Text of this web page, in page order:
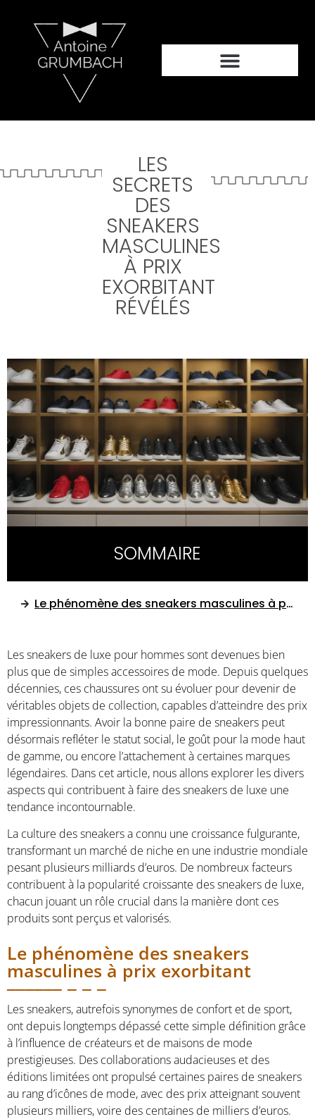
LES
SECRETS
DES
SNEAKERS
MASCULINES
À PRIX
EXORBITANT
RÉVÉLÉS
SOMMAIRE
Le phénomène des sneakers masculines à prix exorbitant
Les sneakers de luxe pour hommes sont devenues bien
plus que de simples accessoires de mode. Depuis quelques
décennies, ces chaussures ont su évoluer pour devenir de
véritables objets de collection, capables d’atteindre des prix
impressionnants. Avoir la bonne paire de sneakers peut
désormais refléter le statut social, le goût pour la mode haut
de gamme, ou encore l’attachement à certaines marques
légendaires. Dans cet article, nous allons explorer les divers
aspects qui contribuent à faire des sneakers de luxe une
tendance incontournable.
La culture des sneakers a connu une croissance fulgurante,
transformant un marché de niche en une industrie mondiale
pesant plusieurs milliards d’euros. De nombreux facteurs
contribuent à la popularité croissante des sneakers de luxe,
chacun jouant un rôle crucial dans la manière dont ces
produits sont perçus et valorisés.
Le phénomène des sneakers
masculines à prix exorbitant
Les sneakers, autrefois synonymes de confort et de sport,
ont depuis longtemps dépassé cette simple définition grâce
à l’influence de créateurs et de maisons de mode
prestigieuses. Des collaborations audacieuses et des
éditions limitées ont propulsé certaines paires de sneakers
au rang d’icônes de mode, avec des prix atteignant souvent
plusieurs milliers, voire des centaines de milliers d’euros.